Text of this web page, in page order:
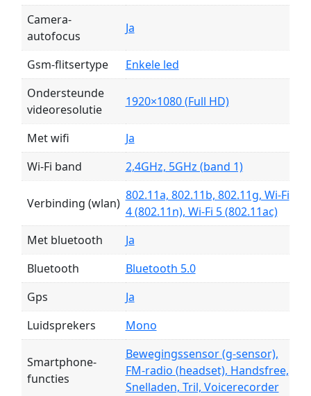
Camera-
autofocus
Ja
Gsm-flitsertype
Enkele led
Ondersteunde
videoresolutie
1920×1080 (Full HD)
Met wifi
Ja
Wi-Fi band
2,4GHz, 5GHz (band 1)
Verbinding (wlan)
802.11a, 802.11b, 802.11g, Wi-Fi
4 (802.11n), Wi-Fi 5 (802.11ac)
Met bluetooth
Ja
Bluetooth
Bluetooth 5.0
Gps
Ja
Luidsprekers
Mono
Smartphone-
functies
Bewegingssensor (g-sensor),
FM-radio (headset), Handsfree,
Snelladen, Tril, Voicerecorder